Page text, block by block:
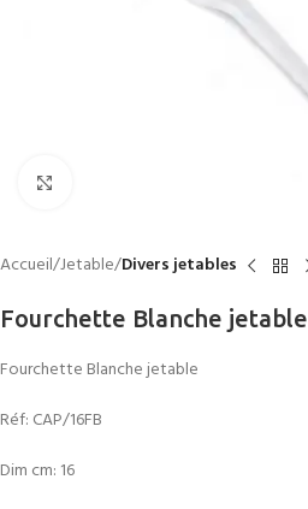
Accueil Jetable Divers jetables
Fourchette Blanche jetable
Fourchette Blanche jetable
Réf: CAP/16FB
Dim cm: 16